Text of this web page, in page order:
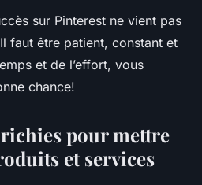
sur Pinterest ne vient pas
faut être patient, constant et
et de l’effort, vous
chance!
pour mettre
et services